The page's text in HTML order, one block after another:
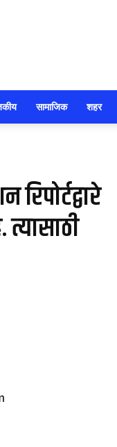
सोलापूर
आजतक
सामाजिक शहर